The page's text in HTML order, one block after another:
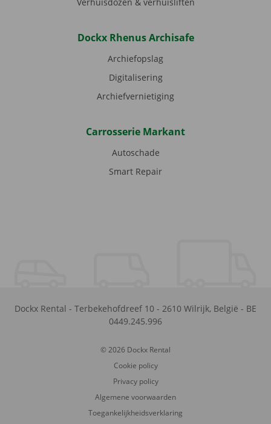
Dockx Rhenus Archisafe
Archiefopslag
Digitalisering
Archiefvernietiging
Carrosserie Markant
Autoschade
Smart Repair
Dockx Rental - Terbekehofdreef 10 - 2610 Wilrijk, België - BE
0449.245.996
© 2026 Dockx Rental
Cookie policy
Privacy policy
Algemene voorwaarden
Toegankelijkheidsverklaring